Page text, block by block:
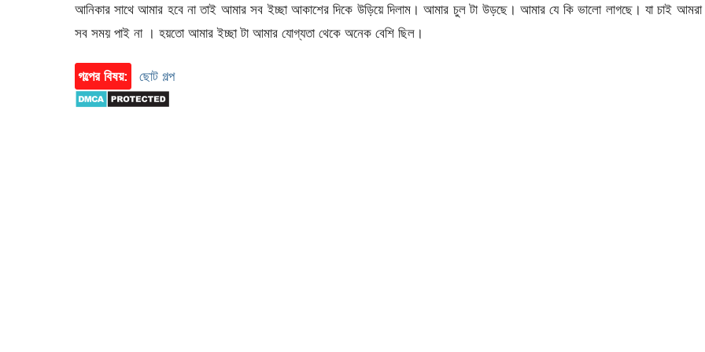
আনিকার সাথে আমার হবে না তাই আমার সব ইচ্ছা আকাশের দিকে উড়িয়ে দিলাম। আমার চুল টা উড়ছে। আমার যে কি ভালো লাগছে। যা চাই আমরা
সব সময় পাই না । হয়তো আমার ইচ্ছা টা আমার যোগ্যতা থেকে অনেক বেশি ছিল।
গল্পের বিষয়: ছোট গল্প